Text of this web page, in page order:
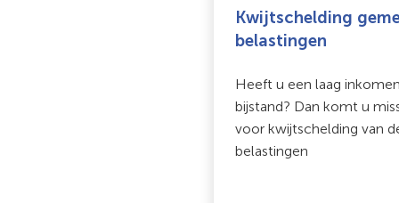
Kwijtschelding
belastingen
Heeft u een laag
bijstand? Dan komt u
voor kwijtschelding van
belastingen